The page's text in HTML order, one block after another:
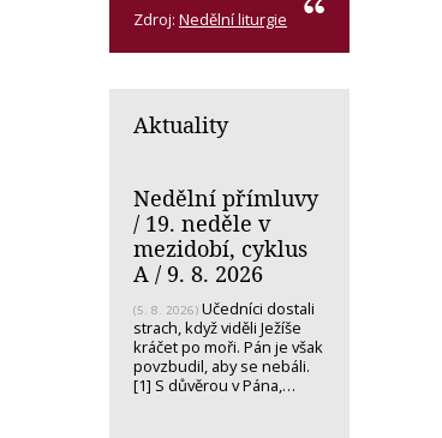
Zdroj: Nedělní liturgie
Aktuality
Nedělní přímluvy
/ 19. neděle v
mezidobí, cyklus
A / 9. 8. 2026
(5. 8. 2026) Učedníci dostali
strach, když viděli Ježíše
kráčet po moři. Pán je však
povzbudil, aby se nebáli.
[1] S důvěrou v Pána,…